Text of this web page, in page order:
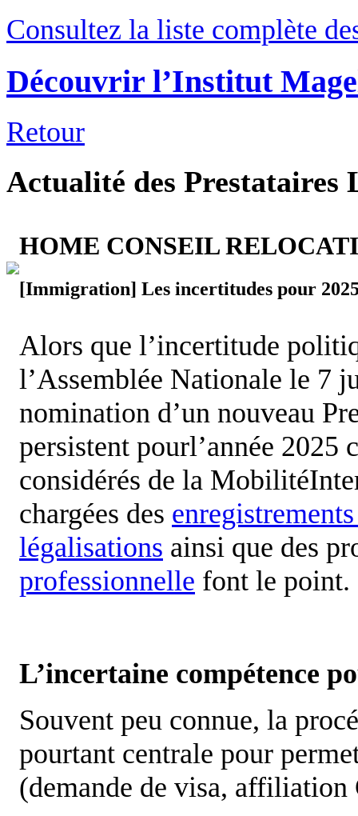
Consultez la liste complète
Découvrir l’Institut
Retour
Actualité des Prestataires
HOME CONSEIL
[Immigration] Les incertitudes pour
Alors que l’incertitude
l’Assemblée Nationale le 7
nomination d’un nouveau
persistent pourl’année 2025
considérés de la
chargées des
légalisations ainsi que des
professionnelle font le point.
L’incertaine compétence
Souvent peu connue, la
pourtant centrale pour
(demande de visa,